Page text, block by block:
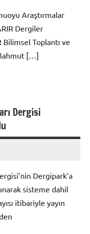
Araştırmalar
Dergiler
Bilimsel Toplantı ve
[…]
Dergisi
Dergipark’a
sisteme dahil
itibariyle yayın